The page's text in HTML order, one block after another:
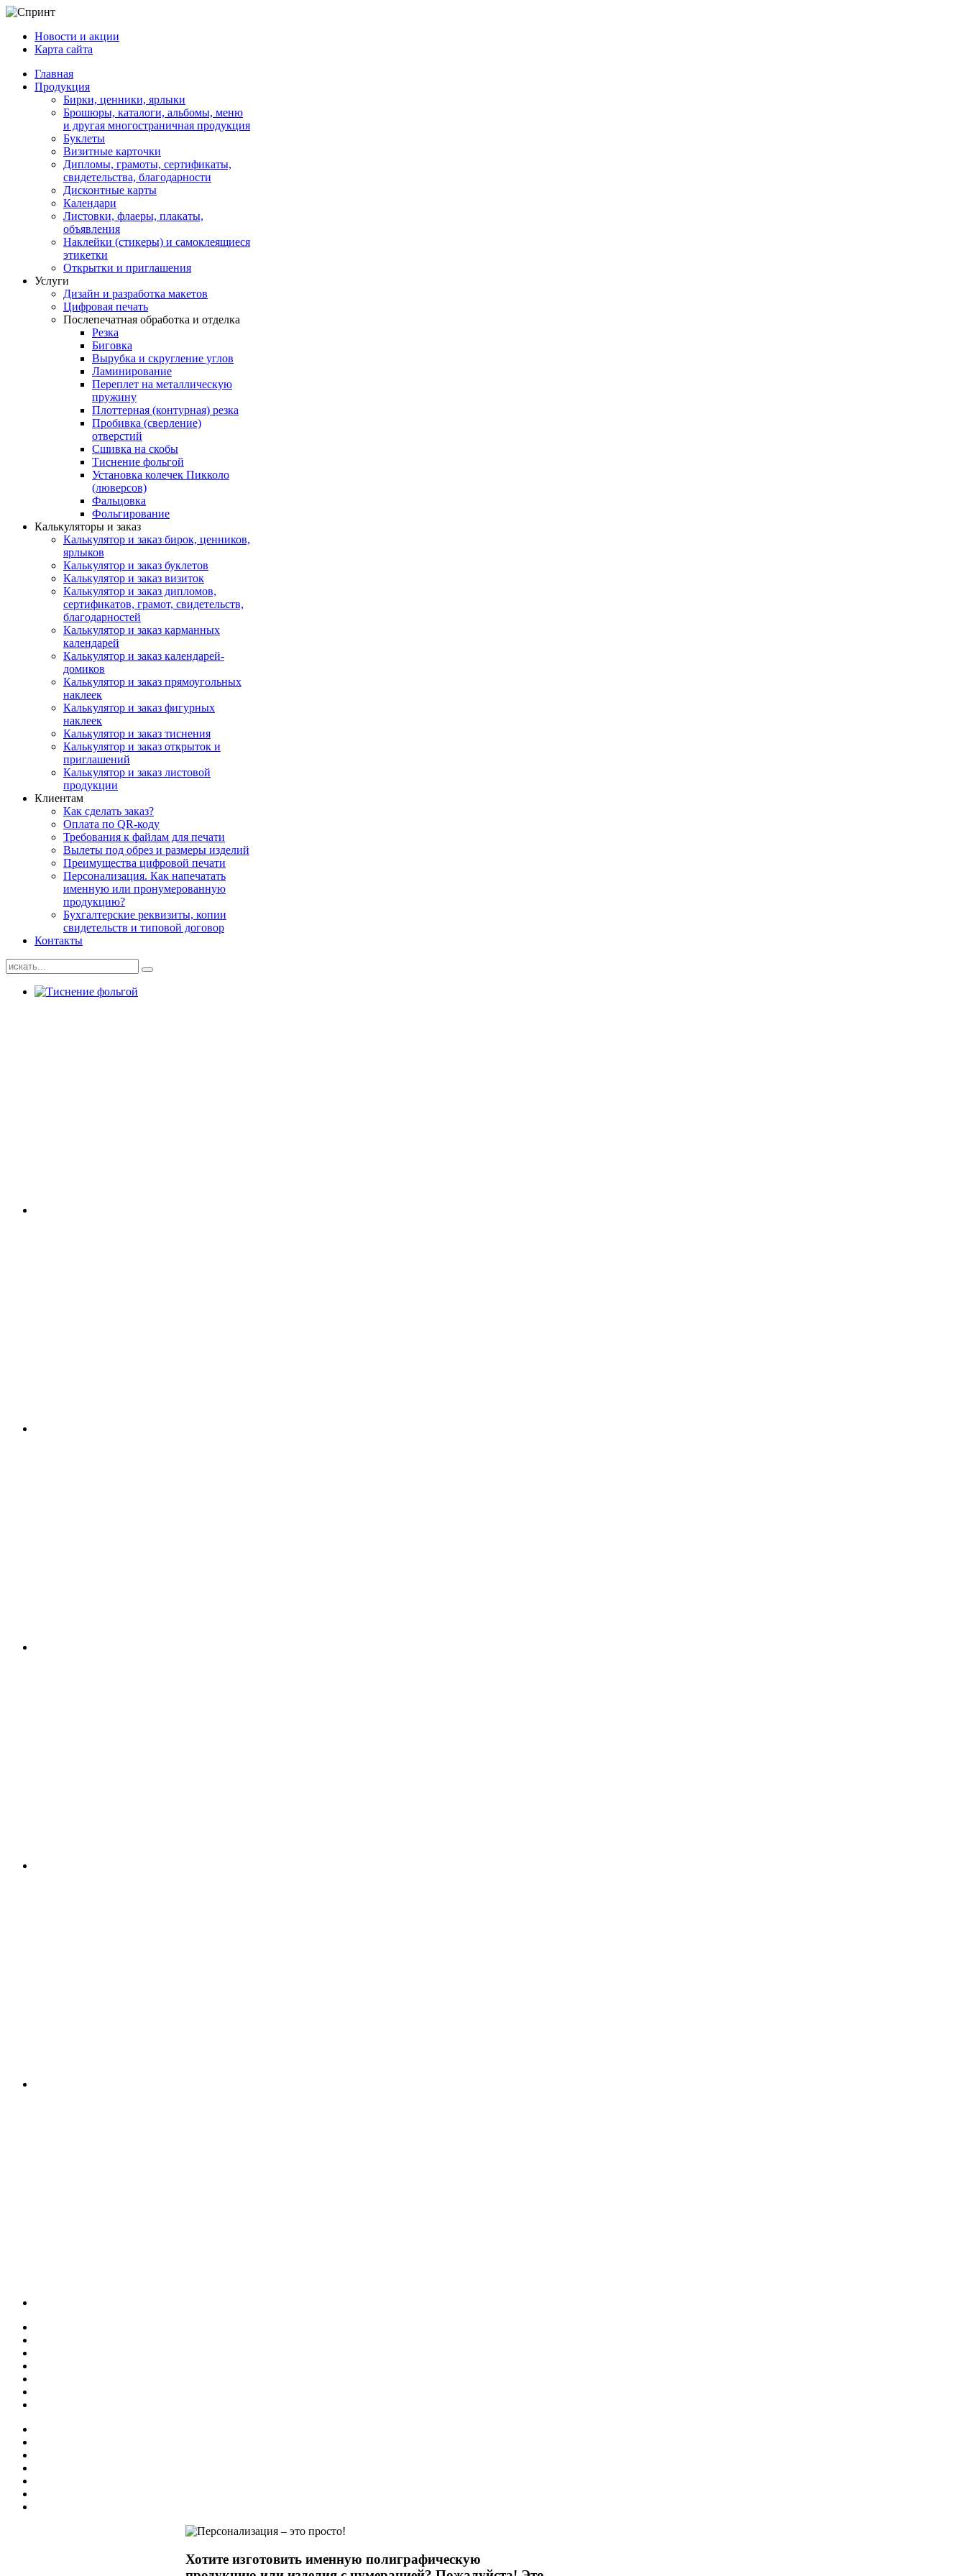
Новости и акции
Карта сайта
Главная
Продукция
Бирки, ценники, ярлыки
Брошюры, каталоги, альбомы, меню
и другая многостраничная продукция
Буклеты
Визитные карточки
Дипломы, грамоты, сертификаты,
свидетельства, благодарности
Дисконтные карты
Календари
Листовки, флаеры, плакаты,
объявления
Наклейки (стикеры) и самоклеящиеся
этикетки
Открытки и приглашения
Услуги
Дизайн и разработка макетов
Цифровая печать
Послепечатная обработка и отделка
Резка
Биговка
Вырубка и скругление углов
Ламинирование
Переплет на металлическую
пружину
Плоттерная (контурная) резка
Пробивка (сверление)
отверстий
Сшивка на скобы
Тиснение фольгой
Установка колечек Пикколо
(люверсов)
Фальцовка
Фольгирование
Калькуляторы и заказ
Калькулятор и заказ бирок, ценников,
ярлыков
Калькулятор и заказ буклетов
Калькулятор и заказ визиток
Калькулятор и заказ дипломов,
сертификатов, грамот, свидетельств,
благодарностей
Калькулятор и заказ карманных
календарей
Калькулятор и заказ календарей-
домиков
Калькулятор и заказ прямоугольных
наклеек
Калькулятор и заказ фигурных
наклеек
Калькулятор и заказ тиснения
Калькулятор и заказ открыток и
приглашений
Калькулятор и заказ листовой
продукции
Клиентам
Как сделать заказ?
Оплата по QR-коду
Требования к файлам для печати
Вылеты под обрез и размеры изделий
Преимущества цифровой печати
Персонализация. Как напечатать
именную или пронумерованную
продукцию?
Бухгалтерские реквизиты, копии
свидетельств и типовой договор
Контакты
Хотите изготовить именную полиграфическую